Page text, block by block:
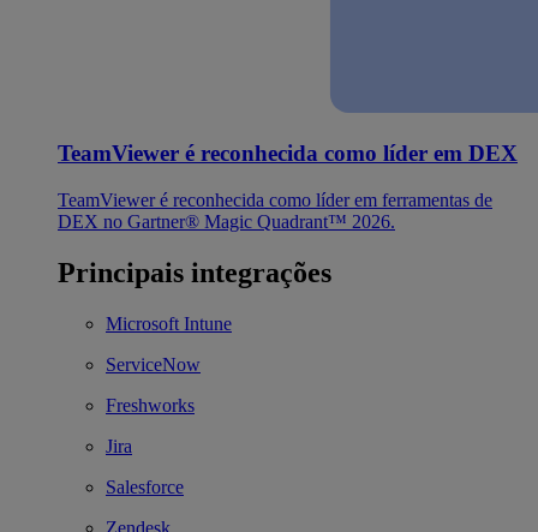
TeamViewer é reconhecida como líder em DEX
TeamViewer é reconhecida como líder em ferramentas de
DEX no Gartner® Magic Quadrant™ 2026.
Principais integrações
Microsoft Intune
ServiceNow
Freshworks
Jira
Salesforce
Zendesk